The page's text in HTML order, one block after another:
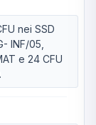
nei SSD
INF/05,
e 24 CFU